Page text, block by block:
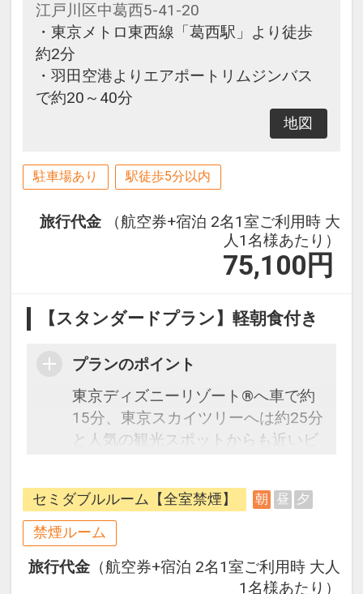
江戸川区中葛西5-41-20
・東京メトロ東西線「葛西駅」より徒歩
約2分
・羽田空港よりエアポートリムジンバス
で約20～40分
地図
駐車場あり 駅徒歩5分以内
旅行代金
（航空券+宿泊 2名1室ご利用時 大
人1名様あたり）
75,100 円
【スタンダードプラン】軽朝食付き
プランのポイント
東京ディズニーリゾート®へ車で約
15分、東京スカイツリーへは約25分
と人気の観光スポットからも近いビ
ジャーにも最適な立地のホテルで
す。
プラン説明：往復の航空券と宿泊が
セットになったスタンダードな＜軽
朝食付き＞プランで、フライトと宿
セミダブルルーム【全室禁煙】 朝 昼 夕
禁煙ルーム
旅行代金 （航空券+宿泊 2名1室ご利用時 大人
1名様あたり）